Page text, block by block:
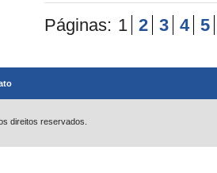
Páginas: 1 2 3 4 5
direitos reservados.